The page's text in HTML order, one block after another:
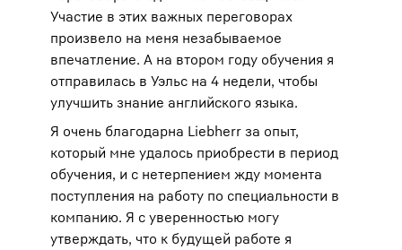
Участие в этих важных переговорах
произвело на меня незабываемое
впечатление. А на втором году обучения я
отправилась в Уэльс на 4 недели, чтобы
улучшить знание английского языка.
Я очень благодарна Liebherr за опыт,
который мне удалось приобрести в период
обучения, и с нетерпением жду момента
поступления на работу по специальности в
компанию. Я с уверенностью могу
утверждать, что к будущей работе я